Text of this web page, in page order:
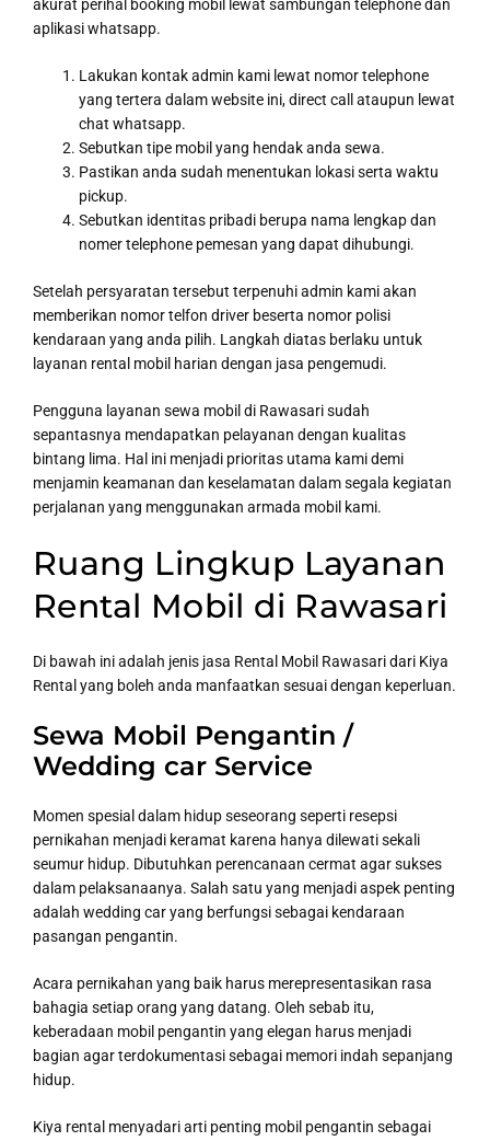
akurat perihal booking mobil lewat sambungan telephone dan
aplikasi whatsapp.
Lakukan kontak admin kami lewat nomor telephone
yang tertera dalam website ini, direct call ataupun lewat
chat whatsapp.
Sebutkan tipe mobil yang hendak anda sewa.
Pastikan anda sudah menentukan lokasi serta waktu
pickup.
Sebutkan identitas pribadi berupa nama lengkap dan
nomer telephone pemesan yang dapat dihubungi.
Setelah persyaratan tersebut terpenuhi admin kami akan
memberikan nomor telfon driver beserta nomor polisi
kendaraan yang anda pilih. Langkah diatas berlaku untuk
layanan rental mobil harian dengan jasa pengemudi.
Pengguna layanan sewa mobil di Rawasari sudah
sepantasnya mendapatkan pelayanan dengan kualitas
bintang lima. Hal ini menjadi prioritas utama kami demi
menjamin keamanan dan keselamatan dalam segala kegiatan
perjalanan yang menggunakan armada mobil kami.
Ruang Lingkup Layanan
Rental Mobil di Rawasari
Di bawah ini adalah jenis jasa Rental Mobil Rawasari dari Kiya
Rental yang boleh anda manfaatkan sesuai dengan keperluan.
Sewa Mobil Pengantin /
Wedding car Service
Momen spesial dalam hidup seseorang seperti resepsi
pernikahan menjadi keramat karena hanya dilewati sekali
seumur hidup. Dibutuhkan perencanaan cermat agar sukses
dalam pelaksanaanya. Salah satu yang menjadi aspek penting
adalah wedding car yang berfungsi sebagai kendaraan
pasangan pengantin.
Acara pernikahan yang baik harus merepresentasikan rasa
bahagia setiap orang yang datang. Oleh sebab itu,
keberadaan mobil pengantin yang elegan harus menjadi
bagian agar terdokumentasi sebagai memori indah sepanjang
hidup.
Kiya rental menyadari arti penting mobil pengantin sebagai